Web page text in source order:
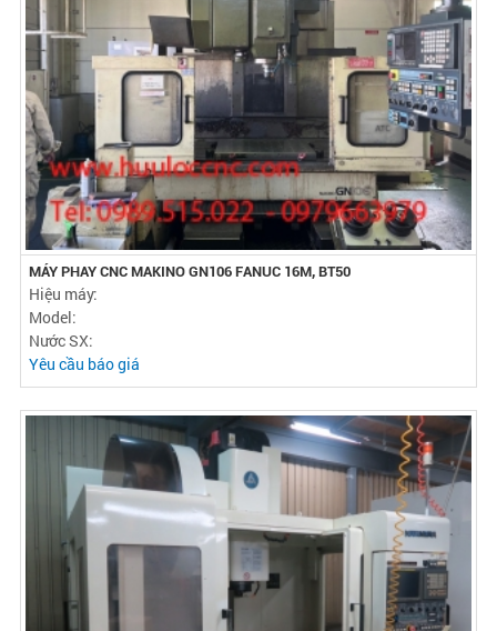
MÁY PHAY CNC MAKINO GN106 FANUC 16M, BT50
Hiệu máy:
Model:
Nước SX:
Yêu cầu báo giá